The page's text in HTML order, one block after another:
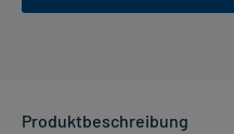
Produktbeschreibung